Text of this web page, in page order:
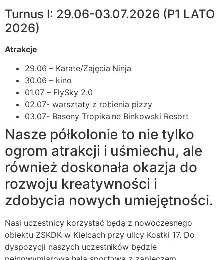
Turnus I: 29.06-03.07.2026 (P1 LATO
2026)
Atrakcje
29.06 – Karate/Zajęcia Ninja
30.06 – kino
01.07 – FlySky 2.0
02.07- warsztaty z robienia pizzy
03.07- Baseny Tropikalne Binkowski Resort
Nasze półkolonie to nie tylko
ogrom atrakcji i uśmiechu, ale
również doskonała okazja do
rozwoju kreatywności i
zdobycia nowych umiejętności.
Nasi uczestnicy korzystać będą z nowoczesnego
obiektu ZSKDK w Kielcach przy ulicy Kostki 17. Do
dyspozycji naszych uczestników będzie